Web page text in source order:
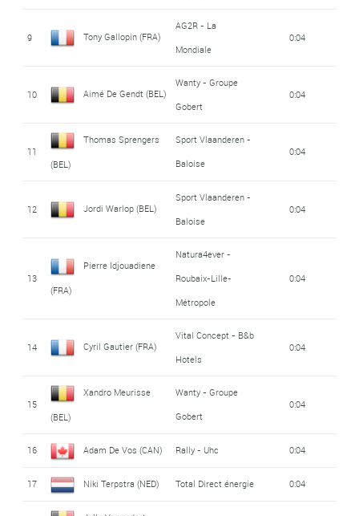
9 Tony Gallopin (FRA)
AG2R - La
Mondiale
0:04
10 Aimé De Gendt (BEL)
Wanty - Groupe
Gobert
0:04
11
Thomas Sprengers
(BEL)
Sport Vlaanderen -
Baloise
0:04
12 Jordi Warlop (BEL)
Sport Vlaanderen -
Baloise
0:04
13
Pierre Idjouadiene
(FRA)
Natura4ever -
Roubaix-Lille-
Métropole
0:04
14 Cyril Gautier (FRA)
Vital Concept - B&b
Hotels
0:04
15
Xandro Meurisse
(BEL)
Wanty - Groupe
Gobert
0:04
16 Adam De Vos (CAN) Rally - Uhc 0:04
17 Niki Terpstra (NED) Total Direct énergie 0:04